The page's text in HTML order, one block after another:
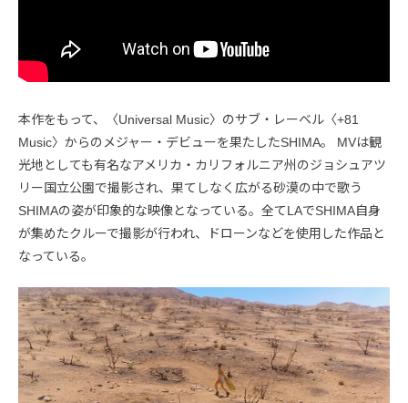
本作をもって、〈Universal Music〉のサブ・レーベル〈+81
Music〉からのメジャー・デビューを果たしたSHIMA。 MVは観
光地としても有名なアメリカ・カリフォルニア州のジョシュアツ
リー国立公園で撮影され、果てしなく広がる砂漠の中で歌う
SHIMAの姿が印象的な映像となっている。全てLAでSHIMA自身
が集めたクルーで撮影が行われ、ドローンなどを使用した作品と
なっている。